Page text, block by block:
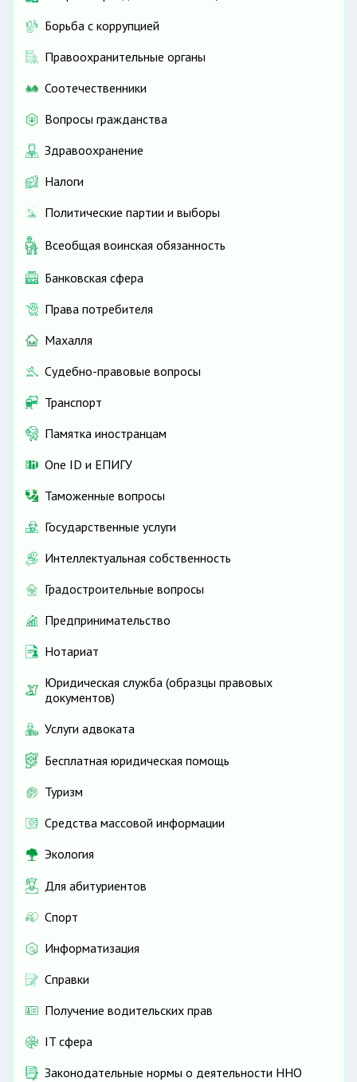
Борьба с коррупцией
Правоохранительные органы
Соотечественники
Вопросы гражданства
Здравоохранение
Налоги
Политические партии и выборы
Всеобщая воинская обязанность
Банковская сфера
Права потребителя
Махалля
Судебно-правовые вопросы
Транспорт
Памятка иностранцам
One ID и ЕПИГУ
Таможенные вопросы
Государственные услуги
Интеллектуальная собственность
Градостроительные вопросы
Предпринимательство
Нотариат
Юридическая служба (образцы правовых
документов)
Услуги адвоката
Бесплатная юридическая помощь
Туризм
Средства массовой информации
Экология
Для абитуриентов
Спорт
Информатизация
Справки
Получение водительских прав
IT сфера
Законодательные нормы о деятельности ННО